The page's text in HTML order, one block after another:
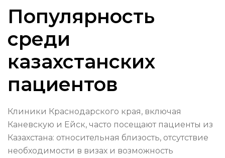
Популярность
среди
казахстанских
пациентов
Клиники Краснодарского края, включая
Каневскую и Ейск, часто посещают пациенты из
Казахстана: относительная близость, отсутствие
необходимости в визах и возможность